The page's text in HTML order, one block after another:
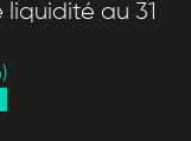
au 31
)